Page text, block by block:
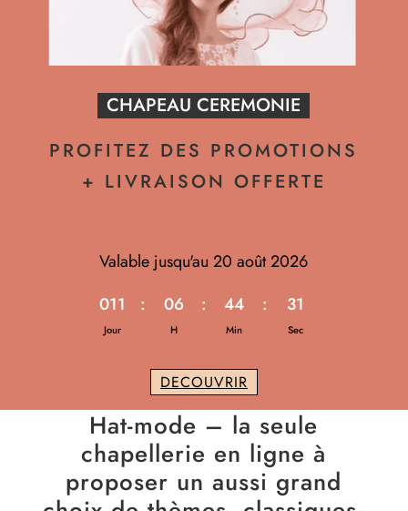
CHAPEAU CEREMONIE
PROFITEZ DES PROMOTIONS
+ LIVRAISON OFFERTE
Valable jusqu'au 20 août 2026
011
Jour
: 06
H
: 44
Min
: 30
Sec
DECOUVRIR
Hat-mode – la seule
chapellerie en ligne à
proposer un aussi grand